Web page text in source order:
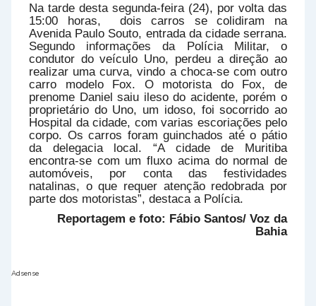
Na tarde desta segunda-feira (24), por volta das
15:00 horas, dois carros se colidiram na
Avenida Paulo Souto, entrada da cidade serrana.
Segundo informações da Polícia Militar, o
condutor do veículo Uno, perdeu a direção ao
realizar uma curva, vindo a choca-se com outro
carro modelo Fox. O motorista do Fox, de
prenome Daniel saiu ileso do acidente, porém o
proprietário do Uno, um idoso, foi socorrido ao
Hospital da cidade, com varias escoriações pelo
corpo. Os carros foram guinchados até o pátio
da delegacia local. “A cidade de Muritiba
encontra-se com um fluxo acima do normal de
automóveis, por conta das festividades
natalinas, o que requer atenção redobrada por
parte dos motoristas”, destaca a Polícia.
Reportagem e foto: Fábio Santos/ Voz da
Bahia
Adsense